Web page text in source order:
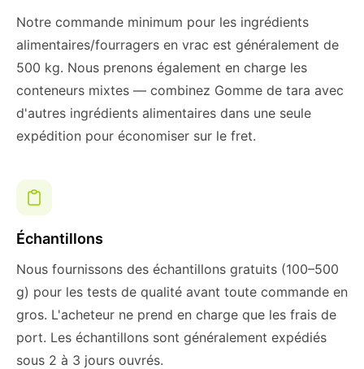
Notre commande minimum pour les ingrédients
alimentaires/fourragers en vrac est généralement de
500 kg. Nous prenons également en charge les
conteneurs mixtes — combinez Gomme de tara avec
d'autres ingrédients alimentaires dans une seule
expédition pour économiser sur le fret.
Échantillons
Nous fournissons des échantillons gratuits (100–500
g) pour les tests de qualité avant toute commande en
gros. L'acheteur ne prend en charge que les frais de
port. Les échantillons sont généralement expédiés
sous 2 à 3 jours ouvrés.